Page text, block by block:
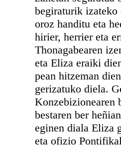
begiraturik izateko
oroz handitu eta
hirier, herrier eta
Thonagabearen
eta Eliza eraiki
pean hitzeman
gerizatuko diela.
Konzebizionearen
bestaren ber
eginen diala Eliza
eta ofizio